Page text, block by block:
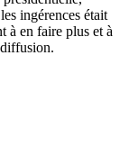
ingérences était
à en faire plus et à